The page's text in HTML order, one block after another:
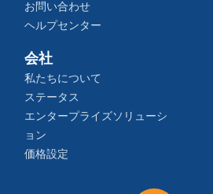
お問い合わせ
ヘルプセンター
会社
私たちについて
ステータス
エンタープライズソリューシ
ョン
価格設定